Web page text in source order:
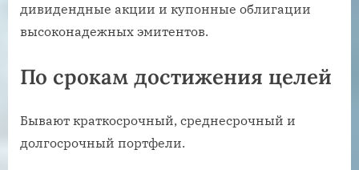
дивидендные акции и купонные облигации
высоконадежных эмитентов.
По срокам достижения целей
Бывают краткосрочный, среднесрочный и
долгосрочный портфели.